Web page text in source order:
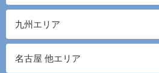
九州エリア
名古屋 他エリア